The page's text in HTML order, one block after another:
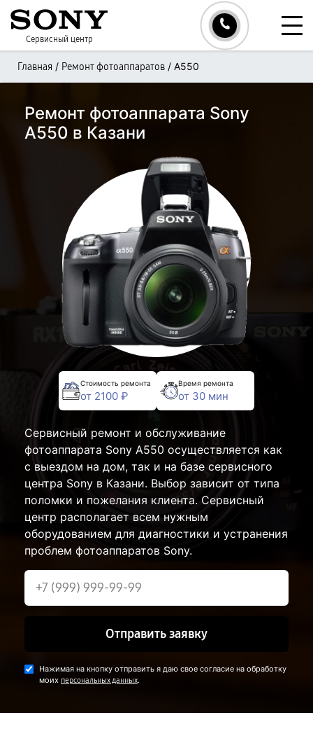
Сервисный центр
Главная / Ремонт фотоаппаратов / A550
Ремонт фотоаппарата Sony
A550 в Казани
Стоимость ремонта
от 2100 ₽
Время ремонта
от 30 мин
Сервисный ремонт и обслуживание
фотоаппарата Sony A550 осуществляется как
с выездом на дом, так и на базе сервисного
центра Sony в Казани. Выбор зависит от типа
поломки и пожелания клиента. Сервисный
центр располагает всем нужным
оборудованием для диагностики и устранения
проблем фотоаппаратов Sony.
Отправить заявку
Нажимая на кнопку отправить я даю свое согласие на обработку
моих персональных данных.